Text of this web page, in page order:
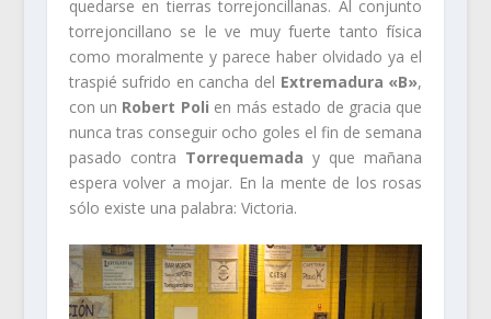
quedarse en tierras torrejoncillanas. Al conjunto
torrejoncillano se le ve muy fuerte tanto física
como moralmente y parece haber olvidado ya el
traspié sufrido en cancha del Extremadura «B»,
con un Robert Poli en más estado de gracia que
nunca tras conseguir ocho goles el fin de semana
pasado contra Torrequemaday que mañana
espera volver a mojar. En la mente de los rosas
sólo existe una palabra: Victoria.